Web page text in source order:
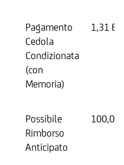
Pagamento
Cedola
Condizionata
(con
Memoria)
1,31
Possibile
Rimborso
Anticipato
100,00